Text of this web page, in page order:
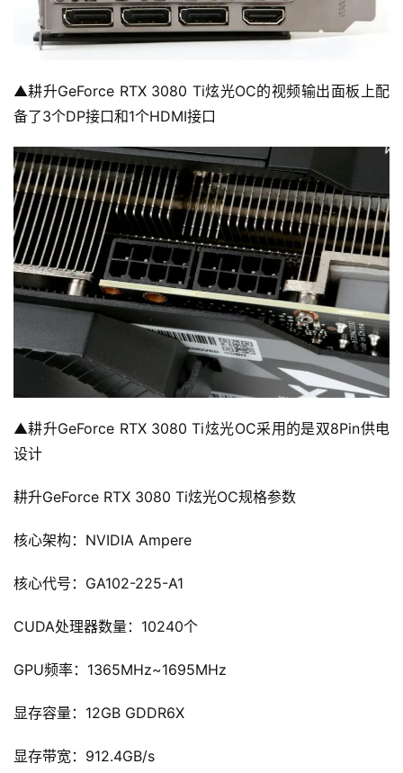
▲耕升GeForce RTX 3080 Ti炫光OC的视频输出面板上配
备了3个DP接口和1个HDMI接口
▲耕升GeForce RTX 3080 Ti炫光OC采用的是双8Pin供电
设计
耕升GeForce RTX 3080 Ti炫光OC规格参数
核心架构：NVIDIA Ampere
核心代号：GA102-225-A1
CUDA处理器数量：10240个
GPU频率：1365MHz~1695MHz
显存容量：12GB GDDR6X
显存带宽：912.4GB/s